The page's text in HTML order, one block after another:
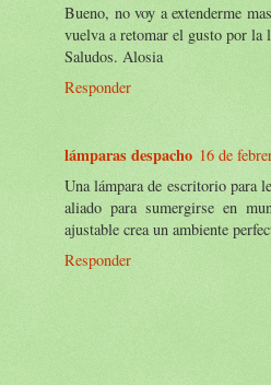
Bueno, no voy a extenderme
vuelva a retomar el gusto por la
Saludos. Alosia
Responder
lámparas despacho 16 de
Una lámpara de escritorio para
aliado para sumergirse en
ajustable crea un ambiente
Responder